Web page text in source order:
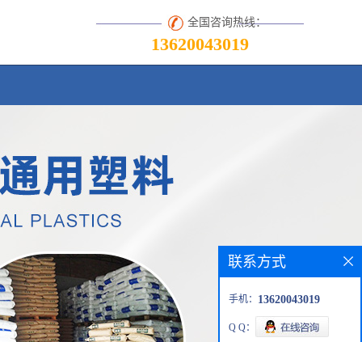
全国咨询热线：
13620043019
联系方式
手机： 13620043019
Q Q：